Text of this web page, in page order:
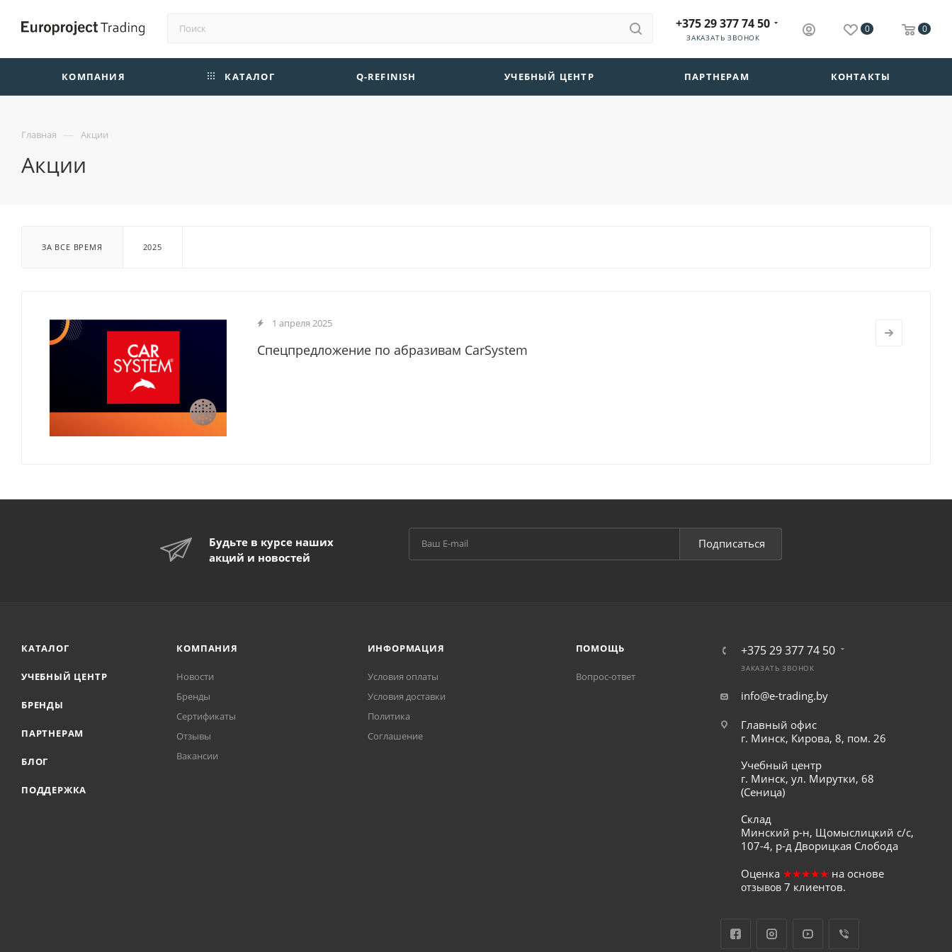
+375 29 377 74 50
ЗАКАЗАТЬ ЗВОНОК
0 0
КОМПАНИЯ КАТАЛОГ Q-REFINISH УЧЕБНЫЙ ЦЕНТР ПАРТНЕРАМ КОНТАКТЫ
Главная — Акции
Акции
ЗА ВСЕ ВРЕМЯ 2025
1 апреля 2025
Спецпредложение по абразивам CarSystem
Будьте в курсе наших
акций и новостей
Подписаться
КАТАЛОГ
УЧЕБНЫЙ ЦЕНТР
БРЕНДЫ
ПАРТНЕРАМ
БЛОГ
ПОДДЕРЖКА
КОМПАНИЯ
Новости
Бренды
Сертификаты
Отзывы
Вакансии
ИНФОРМАЦИЯ
Условия оплаты
Условия доставки
Политика
Соглашение
ПОМОЩЬ
Вопрос-ответ
+375 29 377 74 50
ЗАКАЗАТЬ ЗВОНОК
info@e-trading.by
Главный офис
г. Минск, Кирова, 8, пом. 26
Учебный центр
г. Минск, ул. Мирутки, 68
(Сеница)
Склад
Минский р-н, Щомыслицкий с/с,
107-4, р-д Дворицкая Слобода
Оценка ★★★★★ на основе
отзывов 7 клиентов.